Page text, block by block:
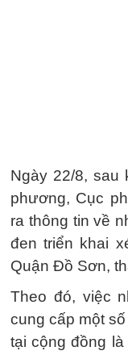
Ngày 22/8, sau
phương, Cục
ra thông tin về
đen triển khai
Quận Đồ Sơn,
Theo đó, việc
cung cấp một
tại cộng đồng